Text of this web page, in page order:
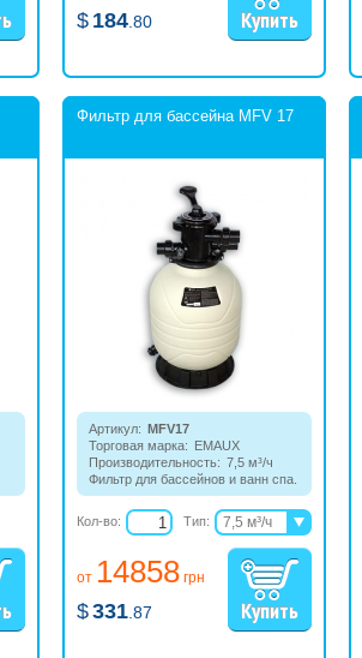
$ 184 .80
Фильтр для бассейна MFV 17
Артикул: MFV17
Торговая марка: EMAUX
Производительность: 7,5 м³/ч
Фильтр для бассейнов и ванн спа.
Изготовлен из высокопрочного
полиэтилена с верхним
расположением управляющего
от 14858 грн
$331 .87
Кол-во: Тип:
7,5 м³/ч
10,5 м³/ч
14,3 м³/ч
19,5 м³/ч
20,3 м³/ч
24,7 м³/ч